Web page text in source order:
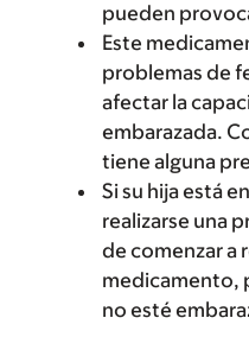
pueden
Este
problemas de
afectar la
embarazada.
tiene alguna
Si su hija está
realizarse una
de comenzar a
medicamento,
no esté